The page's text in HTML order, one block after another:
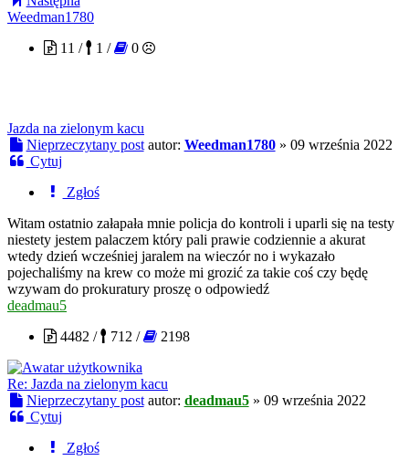
Weedman1780
11 /
1 / 0
Jazda na zielonym kacu
Nieprzeczytany post autor: Weedman1780» 09 września 2022
Cytuj
Zgłoś
Witam ostatnio załapała mnie policja do kontroli i uparli się na testy
niestety jestem palaczem który pali prawie codziennie a akurat
wtedy dzień wcześniej jaralem na wieczór no i wykazało
pojechaliśmy na krew co może mi grozić za takie coś czy będę
wzywam do prokuratury proszę o odpowiedź
deadmau5
4482 /
712 / 2198
Re: Jazda na zielonym kacu
Nieprzeczytany post autor: deadmau5» 09 września 2022
Cytuj
Zgłoś